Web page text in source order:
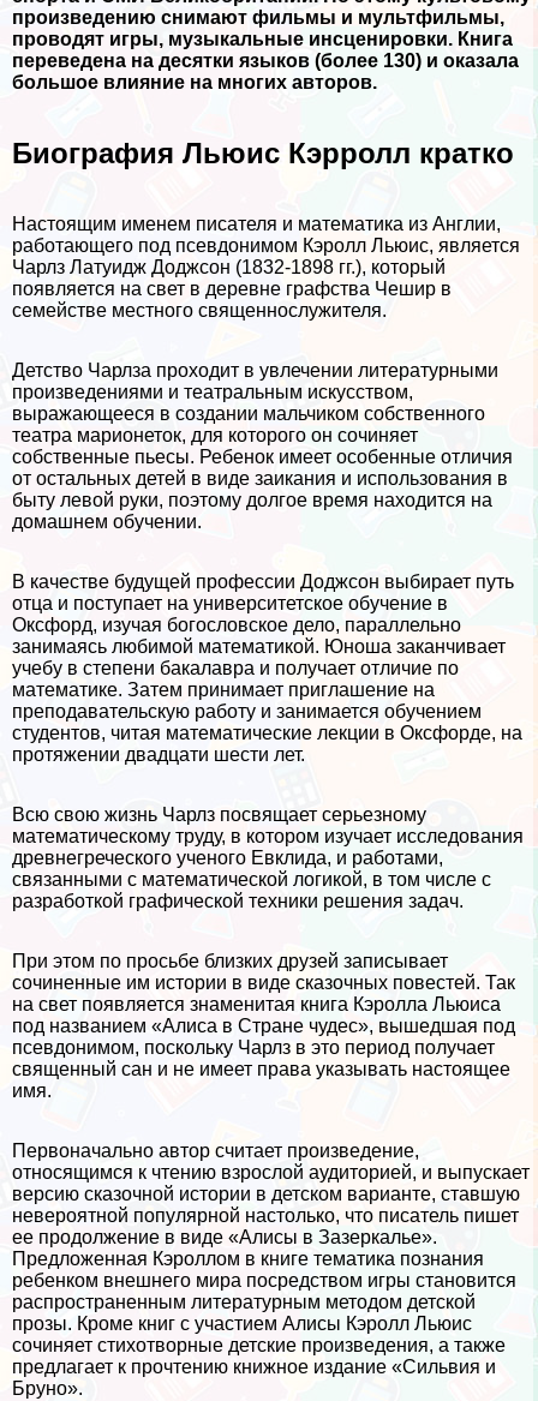
произведению снимают фильмы и мультфильмы,
проводят игры, музыкальные инсценировки. Книга
переведена на десятки языков (более 130) и оказала
большое влияние на многих авторов.
Биография Льюис Кэрролл кратко
Настоящим именем писателя и математика из Англии,
работающего под псевдонимом Кэролл Льюис, является
Чарлз Латуидж Доджсон (1832-1898 гг.), который
появляется на свет в деревне графства Чешир в
семействе местного священнослужителя.
Детство Чарлза проходит в увлечении литературными
произведениями и театральным искусством,
выражающееся в создании мальчиком собственного
театра марионеток, для которого он сочиняет
собственные пьесы. Ребенок имеет особенные отличия
от остальных детей в виде заикания и использования в
быту левой руки, поэтому долгое время находится на
домашнем обучении.
В качестве будущей профессии Доджсон выбирает путь
отца и поступает на университетское обучение в
Оксфорд, изучая богословское дело, параллельно
занимаясь любимой математикой. Юноша заканчивает
учебу в степени бакалавра и получает отличие по
математике. Затем принимает приглашение на
преподавательскую работу и занимается обучением
студентов, читая математические лекции в Оксфорде, на
протяжении двадцати шести лет.
Всю свою жизнь Чарлз посвящает серьезному
математическому труду, в котором изучает исследования
древнегреческого ученого Евклида, и работами,
связанными с математической логикой, в том числе с
разработкой графической техники решения задач.
При этом по просьбе близких друзей записывает
сочиненные им истории в виде сказочных повестей. Так
на свет появляется знаменитая книга Кэролла Льюиса
под названием «Алиса в Стране чудес», вышедшая под
псевдонимом, поскольку Чарлз в это период получает
священный сан и не имеет права указывать настоящее
имя.
Первоначально автор считает произведение,
относящимся к чтению взрослой аудиторией, и выпускает
версию сказочной истории в детском варианте, ставшую
невероятной популярной настолько, что писатель пишет
ее продолжение в виде «Алисы в Зазеркалье».
Предложенная Кэроллом в книге тематика познания
ребенком внешнего мира посредством игры становится
распространенным литературным методом детской
прозы. Кроме книг с участием Алисы Кэролл Льюис
сочиняет стихотворные детские произведения, а также
предлагает к прочтению книжное издание «Сильвия и
Бруно».